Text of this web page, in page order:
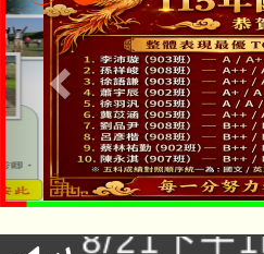
「本色祭
場熱烈登
8/21下午